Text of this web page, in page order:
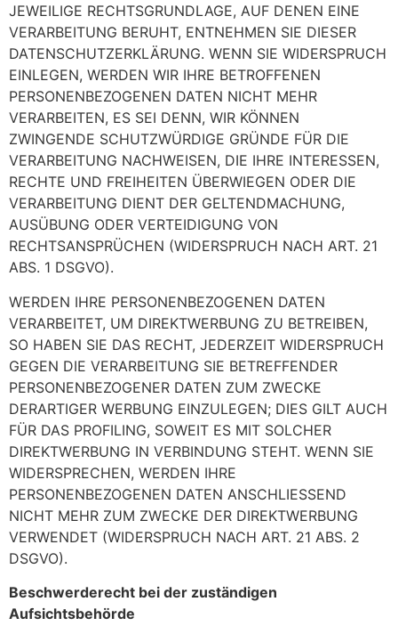
JEWEILIGE RECHTSGRUNDLAGE, AUF DENEN EINE
VERARBEITUNG BERUHT, ENTNEHMEN SIE DIESER
DATENSCHUTZERKLÄRUNG. WENN SIE WIDERSPRUCH
EINLEGEN, WERDEN WIR IHRE BETROFFENEN
PERSONENBEZOGENEN DATEN NICHT MEHR
VERARBEITEN, ES SEI DENN, WIR KÖNNEN
ZWINGENDE SCHUTZWÜRDIGE GRÜNDE FÜR DIE
VERARBEITUNG NACHWEISEN, DIE IHRE INTERESSEN,
RECHTE UND FREIHEITEN ÜBERWIEGEN ODER DIE
VERARBEITUNG DIENT DER GELTENDMACHUNG,
AUSÜBUNG ODER VERTEIDIGUNG VON
RECHTSANSPRÜCHEN (WIDERSPRUCH NACH ART. 21
ABS. 1 DSGVO).
WERDEN IHRE PERSONENBEZOGENEN DATEN
VERARBEITET, UM DIREKTWERBUNG ZU BETREIBEN,
SO HABEN SIE DAS RECHT, JEDERZEIT WIDERSPRUCH
GEGEN DIE VERARBEITUNG SIE BETREFFENDER
PERSONENBEZOGENER DATEN ZUM ZWECKE
DERARTIGER WERBUNG EINZULEGEN; DIES GILT AUCH
FÜR DAS PROFILING, SOWEIT ES MIT SOLCHER
DIREKTWERBUNG IN VERBINDUNG STEHT. WENN SIE
WIDERSPRECHEN, WERDEN IHRE
PERSONENBEZOGENEN DATEN ANSCHLIESSEND
NICHT MEHR ZUM ZWECKE DER DIREKTWERBUNG
VERWENDET (WIDERSPRUCH NACH ART. 21 ABS. 2
DSGVO).
Beschwerderecht bei der zuständigen
Aufsichtsbehörde